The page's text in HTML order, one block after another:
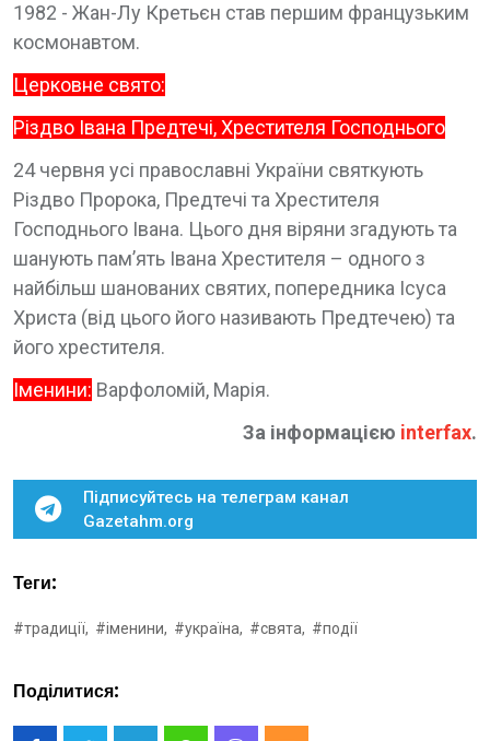
1982 - Жан-Лу Кретьєн став першим французьким
космонавтом.
Церковне свято:
Різдво Івана Предтечі, Хрестителя Господнього
24 червня усі православні України святкують
Різдво Пророка, Предтечі та Хрестителя
Господнього Івана. Цього дня віряни згадують та
шанують пам’ять Івана Хрестителя – одного з
найбільш шанованих святих, попередника Ісуса
Христа (від цього його називають Предтечею) та
його хрестителя.
Іменини: Варфоломій, Марія.
За інформацією interfax.
Підписуйтесь на телеграм канал
Gazetahm.org
Теги:
#традиції, #іменини, #україна, #свята, #події
Поділитися: